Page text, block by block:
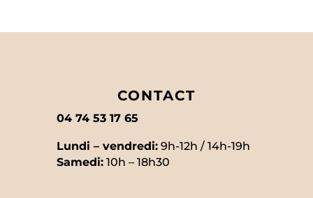
CONTACT
04 74 53 17 65
Lundi – vendredi:9h-12h / 14h-19h
Samedi:10h – 18h30